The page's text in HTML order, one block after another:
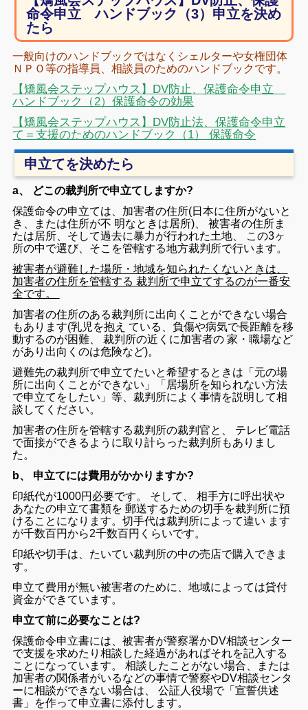
命令申立 ハンドブック（3）申立を決め
たら
一般向けのハンドブックではなくシェルターや女権団体
ＮＰＯ等の指導員、相談員のためのハンドブックです。
【矯風会ステップハウス】DV防止、保護命令申立
ハンドブック（2）保護命令の効果
【矯風会ステップハウス】DV防止法、保護命令申立
て＝支援のためのハンドブック（1） 保護命令
申立てを決めたら
a、 どこの裁判所で申立てしますか?
保護命令の申立ては 加害者の住所(日本に住所がないと
き
または住所が不 明なとき は居所) 、被害者の住所ま
たは居所 そして過去に暴力が行われた土地 この3ヶ
所の中で選び、 そこ を管轄する地方裁判所で行い ます。
被害者が避難した場所 ・地域を知られたく ないとき は
加害者の住所を管轄する裁判所で申立てするのが一番安
全です。
加害者の住所のある裁判所に出向く こと ができ ない場合
もあり ます(乳児 を抱えている 負傷や病気で長距離を移
動するのが困難 、裁判所の近く に加害者の家 ・職場など
があり 出向くのは危険など)。
避難先の裁判所で申立てたいと希望する とき は 「 元の場
所に出向く こと ができ ない 」 「 居場所を知られない方法
で申立て を したい 」等 、裁判所に よく事情を説明 して相
談 して ください。
加害者の住所を管轄する裁判所の裁判官と テレビ電話
で面接ができる よう に取 り計らった裁判所もあり まし
た 。
b、 申立てには費用がかかりますか?
印紙代が1000円 必要です。 そして 、相手方に呼出状や
あなたの申立て書類を郵送するための切手を裁判所に預
ける こと になり ます。切手代は裁判所によって違い ます
が千数百円から2千数百円 くらいです。
印紙や切手は たいてい裁判所の中の売店で購入 でき ま
す。
申立て費用 が無い被害者のために 、地域によっては貸付
資金ができてい ます。
申立て前に必要なことは?
保護命令申立書には 、被害者が警察署かDV相談センター
で支援を求めたり相談 した経過があればそれを記入する
こと になってい ます。相談 した こと がない場合 または
加害者の関係者がいるなどの事情で警察やDV相談センタ
ーに相談ができ ない場合は 、公証 人役場で「宣誓供述
書 」 を作って申立書に添付し ます。